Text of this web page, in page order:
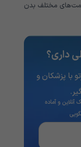
مختلف بدن
داری؟
با پزشکان و
پزشک آنلاین و آماده